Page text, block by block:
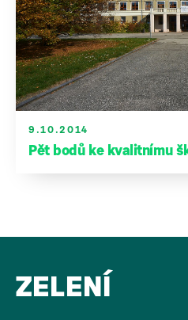
Podpořte nás darem
9.10.2014
Pět bodů ke kvalitnímu
ZELENÍ